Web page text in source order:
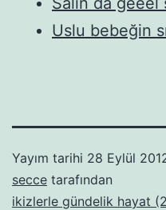
Uslu bebeğin
Yayım tarihi 28 Eylül
secce tarafından
ikizlerle gündelik hayat